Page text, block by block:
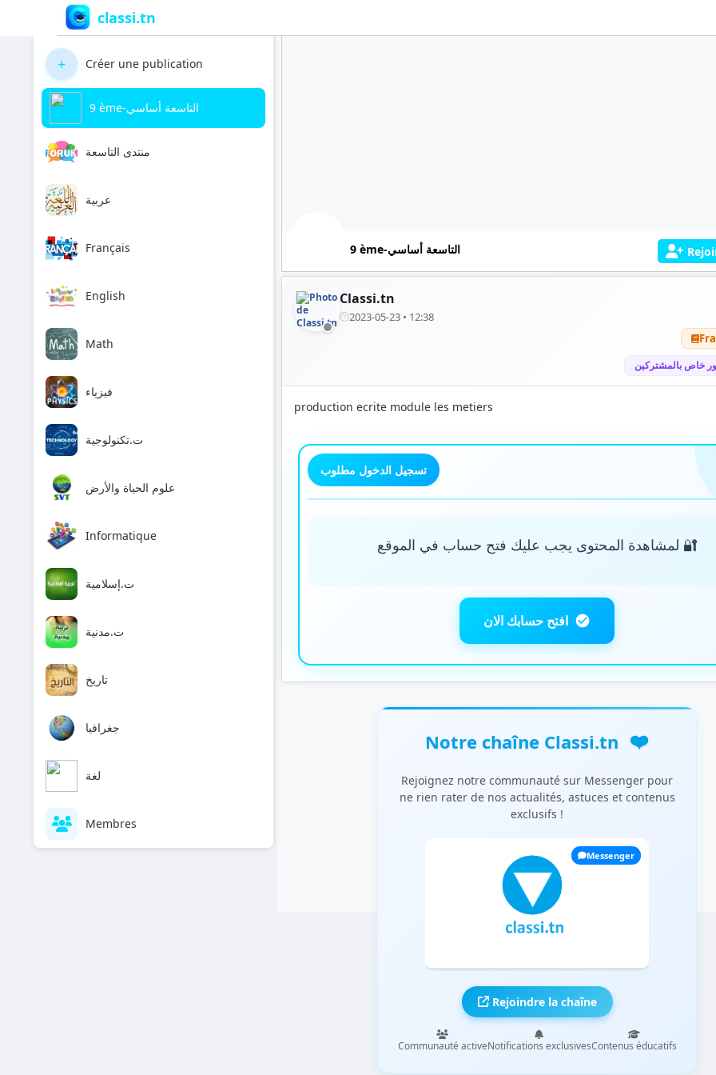
classi.tn
+ Créer une publication
9 ème-التاسعة أساسي
منتدى التاسعة
عربية
Français
English
Math
فيزياء
ت.تكنولوجية
علوم الحياة والأرض
Informatique
ت.إسلامية
ت.مدنية
تاريخ
جغرافيا
لغة
Membres
9 ème-التاسعة أساسي
Classi.tn
2023-05-23 • 12:38
خاص بالمشتركين
production ecrite module les metiers
تسجيل الدخول مطلوب
🔐 لمشاهدة المحتوى يجب عليك فتح حساب في الموقع
افتح حسابك الان
Notre chaîne Classi.tn ❤️
Rejoignez notre communauté sur Messenger pour
ne rien rater de nos actualités, astuces et contenus
exclusifs !
Messenger
Rejoindre la chaîne
Communauté activeNotifications exclusivesContenus éducatifs